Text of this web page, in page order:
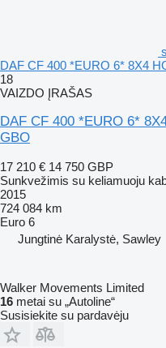
DAF CF 400 *EURO 6* 8X4
18
VAIZDO ĮRAŠAS
DAF CF 400 *EURO 6*
GBO
17 210 € 14 750 GBP
Sunkvežimis su keliamuoju
2015
724 084 km
Euro 6
Jungtinė Karalystė, Sawley
Walker Movements Limited
16 metai su „Autoline“
Susisiekite su pardavėju